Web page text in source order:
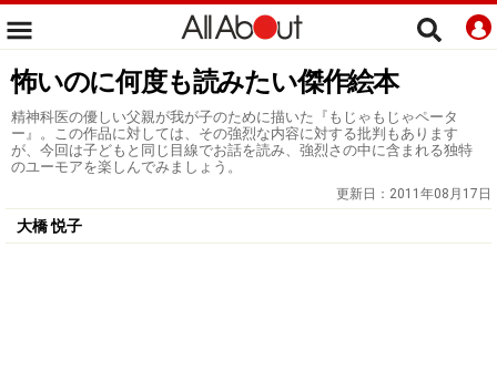
怖いのに何度も読みたい傑作絵本
精神科医の優しい父親が我が子のために描いた『もじゃもじゃペータ
ー』。この作品に対しては、その強烈な内容に対する批判もあります
が、今回は子どもと同じ目線でお話を読み、強烈さの中に含まれる独特
のユーモアを楽しんでみましょう。
更新日： 2011年08月17日
大橋 悦子